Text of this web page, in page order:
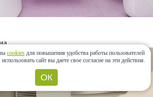
cookies для повышения удобства работы пользователей
сайт вы даете свое согласие на эти действия.
ОК